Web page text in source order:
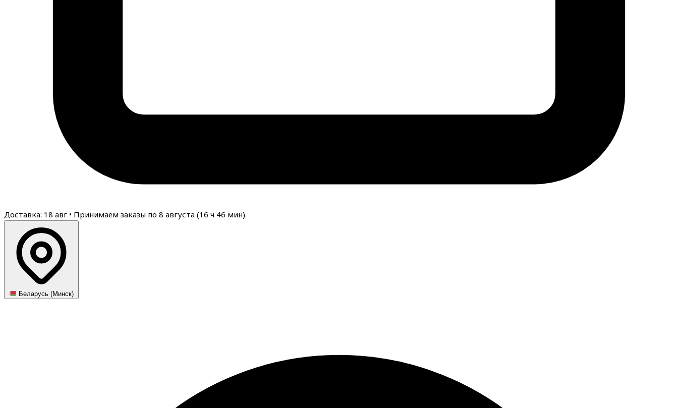
Доставка: 18 авг • Принимаем заказы по 8 августа (16 ч 46 мин)
Беларусь (Минск)